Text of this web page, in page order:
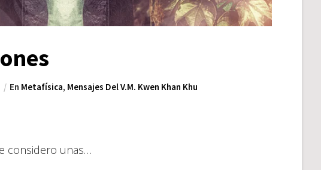
En Metafísica, Mensajes Del V.M. Kwen Khan Khu
considero unas…